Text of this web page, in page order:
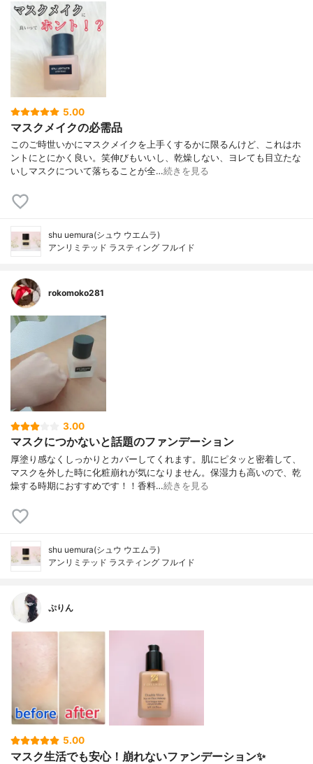
5.00
マスクメイクの必需品
このご時世いかにマスクメイクを上手くするかに限るんけど、これはホ
ントにとにかく良い。笑伸びもいいし、乾燥しない、ヨレても目立たな
いしマスクについて落ちることが全…続きを見る
shu uemura(シュウ ウエムラ)
アンリミテッド ラスティング フルイド
rokomoko281
3.00
マスクにつかないと話題のファンデーション
厚塗り感なくしっかりとカバーしてくれます。肌にピタッと密着して、
マスクを外した時に化粧崩れが気になりません。保湿力も高いので、乾
燥する時期におすすめです！！香料…続きを見る
shu uemura(シュウ ウエムラ)
アンリミテッド ラスティング フルイド
ぷりん
5.00
マスク生活でも安心！崩れないファンデーション✨